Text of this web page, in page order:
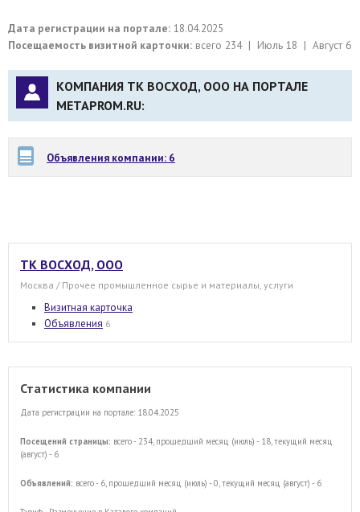
Дата регистрации на портале: 18.04.2025
Посещаемость визитной карточки: всего 234 | Июль 18 | Август 6
КОМПАНИЯ ТК ВОСХОД, ООО НА ПОРТАЛЕ
METAPROM.RU:
Объявления компании: 6
ТК ВОСХОД, ООО
Москва / Прочее промышленное сырье и материалы, услуги
Визитная карточка
Объявления 6
Статистика компании
Дата регистрации на портале: 18.04.2025
Посещений страницы: всего - 234, прошедший месяц (июль) - 18, текущий месяц
(август) - 6
Объявлений: всего - 6, прошедший месяц (июль) - 0, текущий месяц (август) - 6